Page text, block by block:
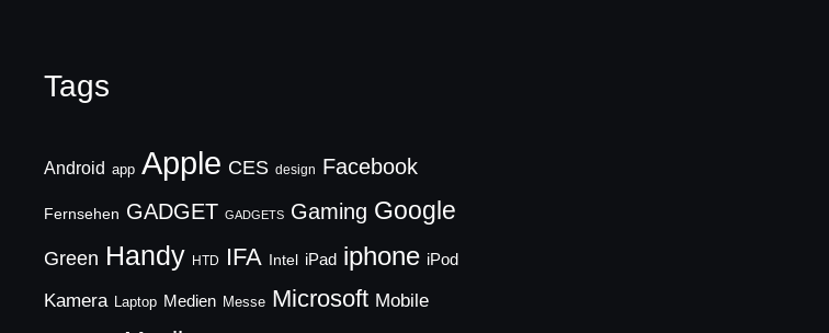
Tags
Android app Apple CES design Facebook
Fernsehen GADGET GADGETS Gaming Google
Green Handy HTD IFA Intel iPad iphone iPod
Kamera Laptop Medien Messe Microsoft Mobile